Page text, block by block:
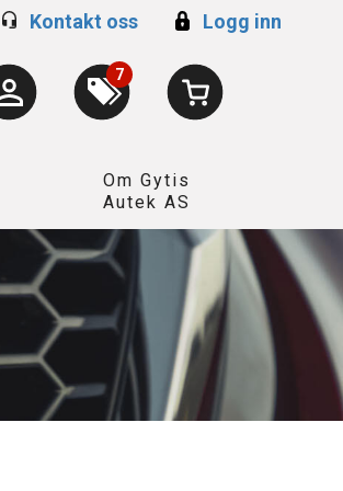
Kontakt oss Logg inn
7
Om Gytis
Autek AS